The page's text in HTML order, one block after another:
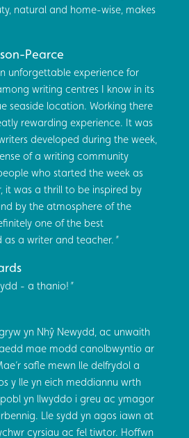
natural and home-wise, makes
Pearce
unforgettable experience for
writing centres I know in its
seaside location. Working there
rewarding experience. It was
developed during the week,
of a writing community
who started the week as
it was a thrill to be inspired by
by the atmosphere of the
one of the best
as a writer and teacher.
- a thanio!
yn Nhŷ Newydd, ac unwaith
mae modd canolbwyntio ar
safle mewn lle delfrydol a
y lle yn eich meddiannu wrth
yn llwyddo i greu ac ymagor
Lle sydd yn agos iawn at
cyrsiau ac fel tiwtor. Hoffwn